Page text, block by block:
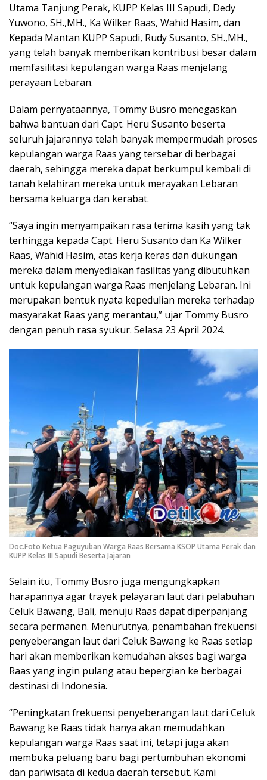
Utama Tanjung Perak, KUPP Kelas III Sapudi, Dedy
Yuwono, SH.,MH., Ka Wilker Raas, Wahid Hasim, dan
Kepada Mantan KUPP Sapudi, Rudy Susanto, SH.,MH.,
yang telah banyak memberikan kontribusi besar dalam
memfasilitasi kepulangan warga Raas menjelang
perayaan Lebaran.
Dalam pernyataannya, Tommy Busro menegaskan
bahwa bantuan dari Capt. Heru Susanto beserta
seluruh jajarannya telah banyak mempermudah proses
kepulangan warga Raas yang tersebar di berbagai
daerah, sehingga mereka dapat berkumpul kembali di
tanah kelahiran mereka untuk merayakan Lebaran
bersama keluarga dan kerabat.
“Saya ingin menyampaikan rasa terima kasih yang tak
terhingga kepada Capt. Heru Susanto dan Ka Wilker
Raas, Wahid Hasim, atas kerja keras dan dukungan
mereka dalam menyediakan fasilitas yang dibutuhkan
untuk kepulangan warga Raas menjelang Lebaran. Ini
merupakan bentuk nyata kepedulian mereka terhadap
masyarakat Raas yang merantau,” ujar Tommy Busro
dengan penuh rasa syukur. Selasa 23 April 2024.
Doc.Foto Ketua Paguyuban Warga Raas Bersama KSOP Utama Perak dan
KUPP Kelas III Sapudi Beserta Jajaran
Selain itu, Tommy Busro juga mengungkapkan
harapannya agar trayek pelayaran laut dari pelabuhan
Celuk Bawang, Bali, menuju Raas dapat diperpanjang
secara permanen. Menurutnya, penambahan frekuensi
penyeberangan laut dari Celuk Bawang ke Raas setiap
hari akan memberikan kemudahan akses bagi warga
Raas yang ingin pulang atau bepergian ke berbagai
destinasi di Indonesia.
“Peningkatan frekuensi penyeberangan laut dari Celuk
Bawang ke Raas tidak hanya akan memudahkan
kepulangan warga Raas saat ini, tetapi juga akan
membuka peluang baru bagi pertumbuhan ekonomi
dan pariwisata di kedua daerah tersebut. Kami